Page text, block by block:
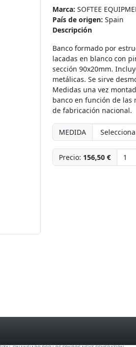
Marca: SOFTEE
País de origen: Spain
Descripción
Banco formado por
lacadas en blanco con
sección 90x20mm.
metálicas. Se sirve
Medidas una vez
banco en función de las
de fabricación nacional.
MEDIDA
Precio: 156,50 €